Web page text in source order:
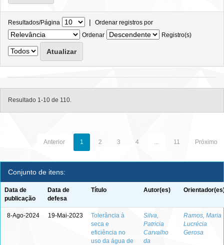
Resultados/Página | Ordenar registros por
Ordenar
Registro(s)
Resultado 1-10 de 110.
Anterior 1 2 3 4 ... 11 Próximo
Conjunto de itens:
Data de
publicação
Data de
defesa
Título Autor(es)
8-Ago-2024 19-Mai-2023
Tolerância à
seca e
eficiência no
uso da água de
Silva,
Patricia
Carvalho
da
Ramos, Maria
Lucrécia
Gerosa